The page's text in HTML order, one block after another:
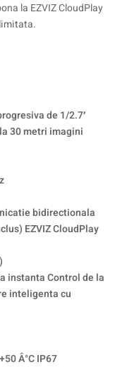
la EZVIZ CloudPlay
de 1/2.7′
30 metri imagini
bidirectionala
EZVIZ CloudPlay
instanta Control de la
inteligenta cu
Â°C IP67